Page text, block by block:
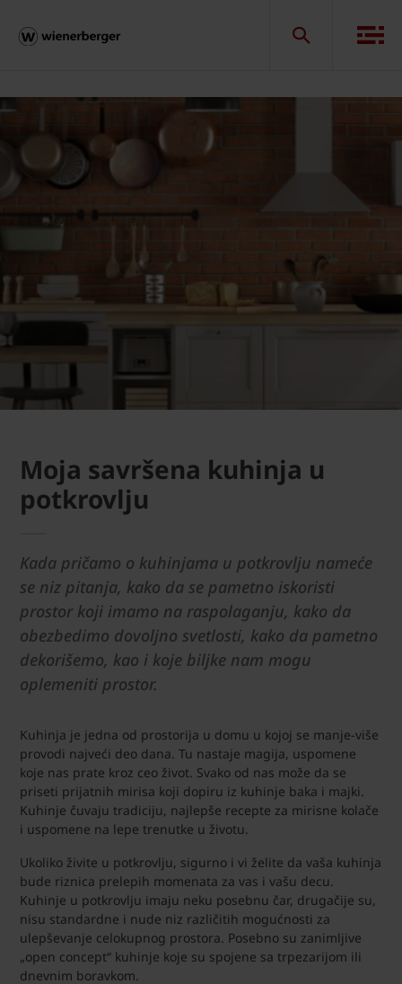
Moja savršena kuhinja u
potkrovlju
Kada pričamo o kuhinjama u potkrovlju nameće
se niz pitanja, kako da se pametno iskoristi
prostor koji imamo na raspolaganju, kako da
obezbedimo dovoljno svetlosti, kako da pametno
dekorišemo, kao i koje biljke nam mogu
oplemeniti prostor.
Kuhinja je jedna od prostorija u domu u kojoj se manje-više
provodi najveći deo dana. Tu nastaje magija, uspomene
koje nas prate kroz ceo život. Svako od nas može da se
priseti prijatnih mirisa koji dopiru iz kuhinje baka i majki.
Kuhinje čuvaju tradiciju, najlepše recepte za mirisne kolače
i uspomene na lepe trenutke u životu.
Ukoliko živite u potkrovlju, sigurno i vi želite da vaša kuhinja
bude riznica prelepih momenata za vas i vašu decu.
Kuhinje u potkrovlju imaju neku posebnu čar, drugačije su,
nisu standardne i nude niz različitih mogućnosti za
ulepševanje celokupnog prostora. Posebno su zanimljive
„open concept“ kuhinje koje su spojene sa trpezarijom ili
dnevnim boravkom.